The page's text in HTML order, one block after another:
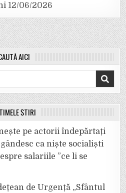
12/06/2026
AICI
ȘTIRI
pe actorii îndepărtați
ca niște socialiști
salariile ”ce li se
de Urgență „Sfântul